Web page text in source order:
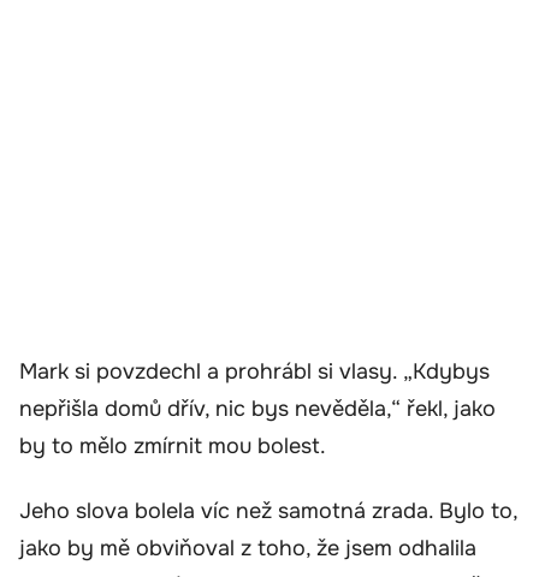
Mark si povzdechl a prohrábl si vlasy. „Kdybys
nepřišla domů dřív, nic bys nevěděla,“ řekl, jako
by to mělo zmírnit mou bolest.
Jeho slova bolela víc než samotná zrada. Bylo to,
jako by mě obviňoval z toho, že jsem odhalila